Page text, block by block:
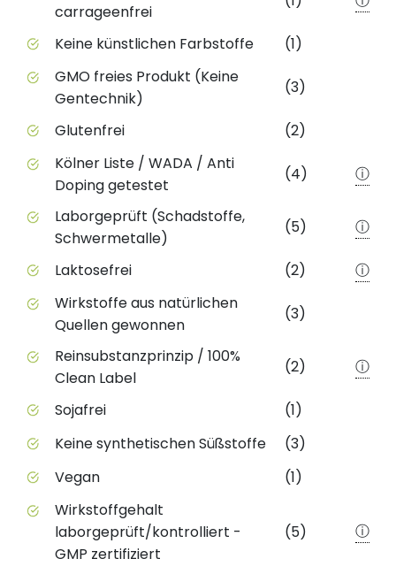
carrageenfrei
Keine künstlichen Farbstoffe
(1)
GMO freies Produkt (Keine
Gentechnik)
(3)
Glutenfrei
(2)
Kölner Liste / WADA / Anti
Doping getestet
(4) ⓘ
Laborgeprüft (Schadstoffe,
Schwermetalle)
(5) ⓘ
Laktosefrei (2)
ⓘ
Wirkstoffe aus natürlichen
Quellen gewonnen
(3)
Reinsubstanzprinzip / 100%
Clean Label
(2) ⓘ
Sojafrei
(1)
Keine synthetischen Süßstoffe
(3)
Vegan
(1)
Wirkstoffgehalt
laborgeprüft/kontrolliert -
GMP zertifiziert
(5) ⓘ